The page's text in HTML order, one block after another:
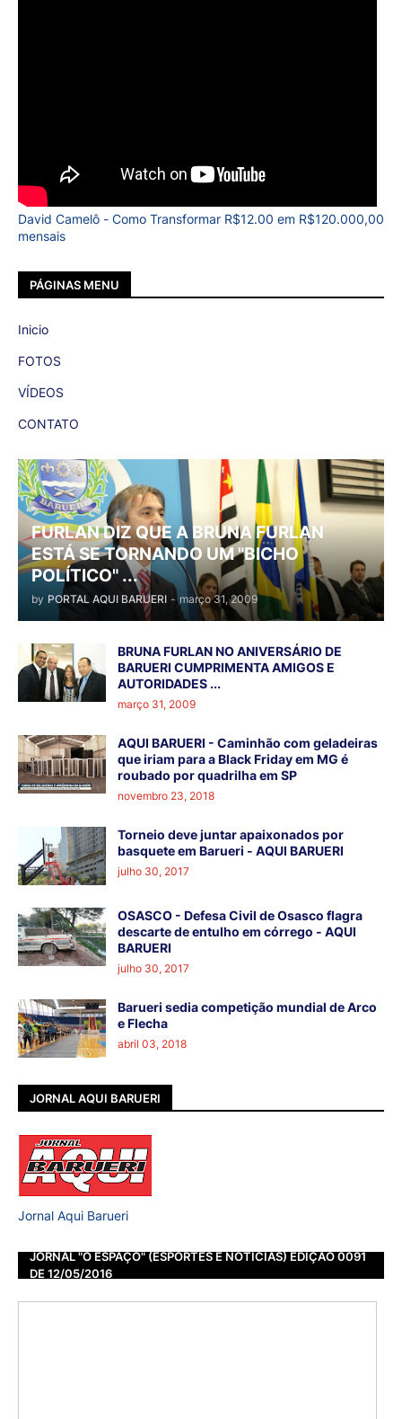
David Camelô - Como Transformar R$12.00 em R$120.000,00
mensais
PÁGINAS MENU
Inicio
FOTOS
VÍDEOS
CONTATO
FURLAN DIZ QUE A BRUNA FURLAN
ESTÁ SE TORNANDO UM "BICHO
POLÍTICO" ...
by PORTAL AQUI BARUERI - março 31, 2009
BRUNA FURLAN NO ANIVERSÁRIO DE
BARUERI CUMPRIMENTA AMIGOS E
AUTORIDADES ...
março 31, 2009
AQUI BARUERI - Caminhão com geladeiras
que iriam para a Black Friday em MG é
roubado por quadrilha em SP
novembro 23, 2018
Torneio deve juntar apaixonados por
basquete em Barueri - AQUI BARUERI
julho 30, 2017
OSASCO - Defesa Civil de Osasco flagra
descarte de entulho em córrego - AQUI
BARUERI
julho 30, 2017
Barueri sedia competição mundial de Arco
e Flecha
abril 03, 2018
JORNAL AQUI BARUERI
Jornal Aqui Barueri
JORNAL "O ESPAÇO" (ESPORTES E NOTÍCIAS) EDIÇÃO 0091
DE 12/05/2016